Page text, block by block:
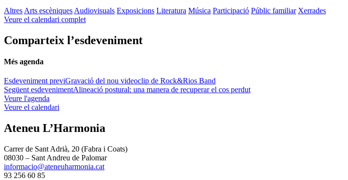
Altres Arts escèniques Audiovisuals Exposicions Literatura Música Participació Públic familiar Xerrades
Veure el calendari complet
Comparteix l’esdeveniment
Més agenda
Esdeveniment previGravació del nou videoclip de Rock&Rios Band
Següent esdevenimentAlineació postural: una manera de recuperar el cos perdut
Veure l'agenda
Veure el calendari
Ateneu L’Harmonia
Carrer de Sant Adrià, 20 (Fabra i Coats)
08030 – Sant Andreu de Palomar
informacio@ateneuharmonia.cat
93 256 60 85